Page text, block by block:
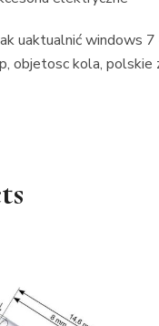
uaktualnić windows
objetosc kola, polskie